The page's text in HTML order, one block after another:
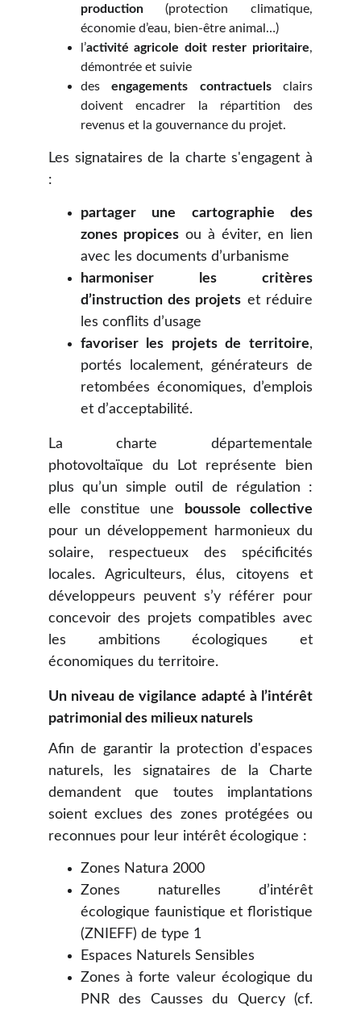
production (protection climatique,
économie d’eau, bien-être animal…)
l’activité agricole doit rester prioritaire,
démontrée et suivie
desengagements contractuelsclairs
doivent encadrer la répartition des
revenus et la gouvernance du projet.
Les signataires de la charte s'engagent à
:
partager une cartographie des
zones propices ou à éviter, en lien
avec les documents d’urbanisme
harmoniser les critères
d’instruction des projets et réduire
les conflits d’usage
favoriser les projets de territoire,
portés localement, générateurs de
retombées économiques, d’emplois
et d’acceptabilité.
La charte départementale
photovoltaïque du Lot représente bien
plus qu’un simple outil de régulation :
elle constitue une
boussole collective
pour un développement harmonieux du
solaire, respectueux des spécificités
locales. Agriculteurs, élus, citoyens et
développeurs peuvent s’y référer pour
concevoir des projets compatibles avec
les ambitions écologiques et
économiques du territoire.
Un niveau de vigilance adapté à l’intérêt
patrimonial des milieux naturels
Afin de garantir la protection d'espaces
naturels, les signataires de la Charte
demandent que toutes implantations
soient exclues des zones protégées ou
reconnues pour leur intérêt écologique :
Zones Natura 2000
Zones naturelles d’intérêt
écologique faunistique et floristique
(ZNIEFF) de type 1
Espaces Naturels Sensibles
Zones à forte valeur écologique du
PNR des Causses du Quercy (cf.